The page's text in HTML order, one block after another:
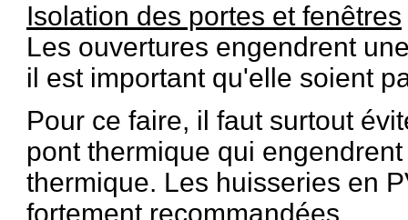
Isolation des portes et fenêtres
Les ouvertures engendrent
il est important qu'elle soient
Pour ce faire, il faut surtout
pont thermique qui
thermique. Les huisseries en
fortement recommandées.